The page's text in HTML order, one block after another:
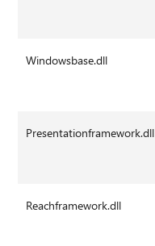
Windowsbase.dll
Presentationframework.dll
Reachframework.dll